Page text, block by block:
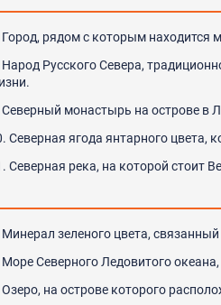
Город, рядом с которым находится
Народ Русского Севера,
Северный монастырь на острове в
Северная ягода янтарного цвета,
Северная река, на которой стоит
Минерал зеленого цвета,
Северного Ледовитого
на острове которого